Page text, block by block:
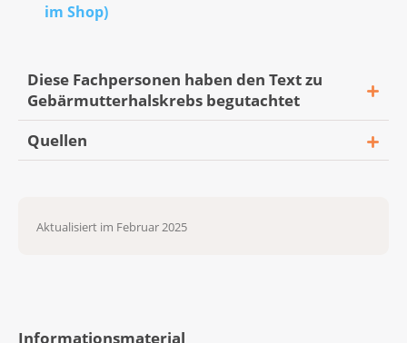
im Shop)
Diese Fachpersonen haben den Text zu
Gebärmutterhalskrebs begutachtet
Dr. med. Gian Piero Ghisu, Facharzt für
Praxis für Gynäkologie, Klinik Bethanien,
Quellen
Krebsinformationsdienst, Deutsches
Leitlinienprogramm Onkologie (Deutsche
Aktualisiert im Februar 2025
Informationsmaterial